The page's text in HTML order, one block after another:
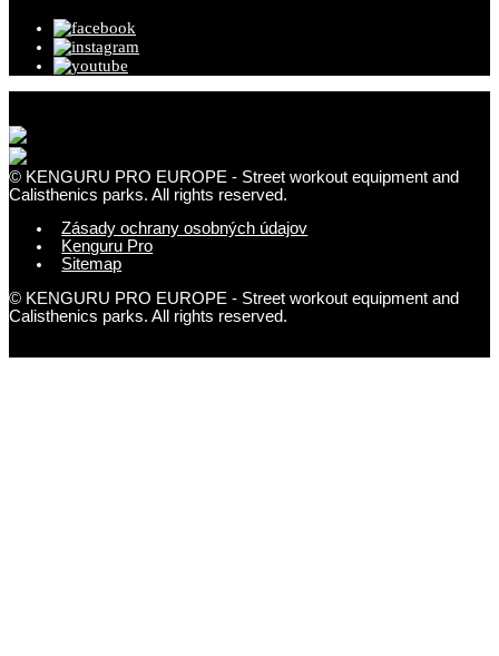
© KENGURU PRO EUROPE - Street workout equipment and
Calisthenics parks. All rights reserved.
Zásady ochrany osobných údajov
Kenguru Pro
Sitemap
© KENGURU PRO EUROPE - Street workout equipment and
Calisthenics parks. All rights reserved.